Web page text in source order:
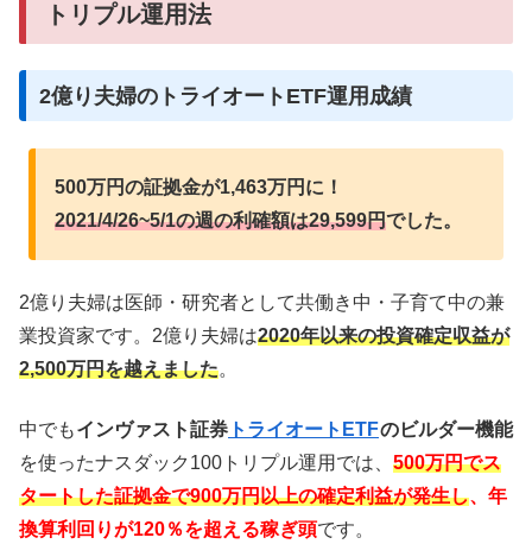
トリプル運用法
2億り夫婦のトライオートETF運用成績
500万円の証拠金が1,463万円に！
2021/4/26~5/1の週の利確額は29,599円でした。
2億り夫婦は医師・研究者として共働き中・子育て中の兼
業投資家です。2億り夫婦は2020年以来の投資確定収益が
2,500万円を越えました。
中でもインヴァスト証券 トライオートETFのビルダー機能
を使ったナスダック100トリプル運用では、 500万円でス
タートした証拠金で900万円以上の確定利益が発生し、年
換算利回りが120％を超える稼ぎ頭です。